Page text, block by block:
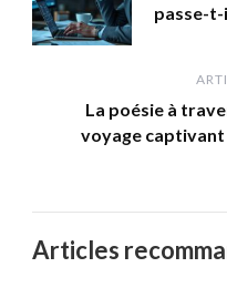
passe-t-
La poésie à
voyage captivant
Articles